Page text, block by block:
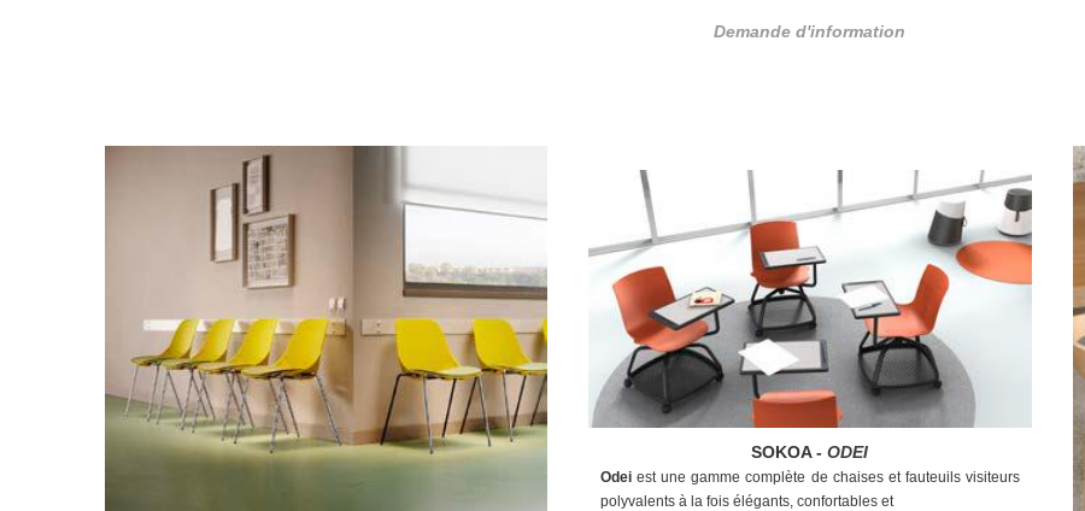
Demande d'information
SOKOA -ODEI
Odei est une gamme complète de chaises et fauteuils visiteurs
polyvalentsà la fois élégants, confortables et